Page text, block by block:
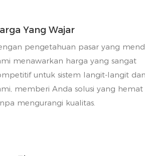
Yang Wajar
pengetahuan pasar yang
menawarkan harga yang sangat
untuk sistem langit-langit
memberi Anda solusi yang hemat
mengurangi kualitas.